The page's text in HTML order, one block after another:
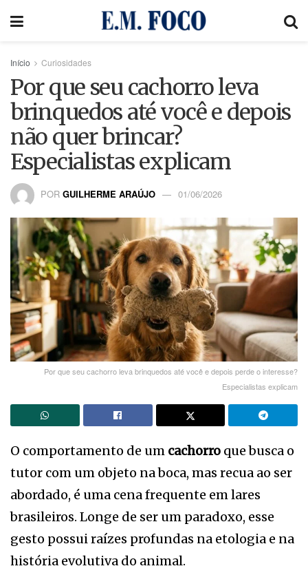
Início Curiosidades
Por que seu cachorro leva
brinquedos até você e depois
não quer brincar?
Especialistas explicam
POR GUILHERME ARAÚJO 01/06/2026
Por que seu cachorro leva brinquedos até você e depois perde o interesse?
Especialistas explicam
O comportamento de um cachorro que busca o
tutor com um objeto na boca, mas recua ao ser
abordado, é uma cena frequente em lares
brasileiros. Longe de ser um paradoxo, esse
gesto possui raízes profundas na etologia e na
história evolutiva do animal.